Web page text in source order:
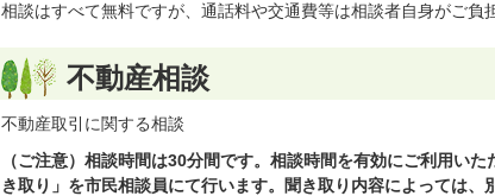
相談はすべて無料ですが、通話料や交通費等は相談者自身がご負
不動産相談
不動産取引に関する相談
（ご注意）相談時間は30分間です。相談時間を有効にご利用い
き取り」を市民相談員にて行います。聞き取り内容によっては